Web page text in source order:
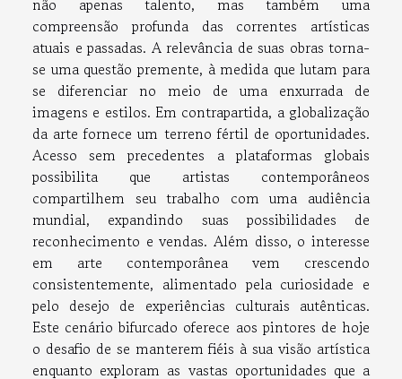
compreensão profunda das correntes artísticas
atuais e passadas. A relevância de suas obras torna-
se uma questão premente, à medida que lutam para
se diferenciar no meio de uma enxurrada de
imagens e estilos. Em contrapartida, a globalização
da arte fornece um terreno fértil de oportunidades.
Acesso sem precedentes a plataformas globais
possibilita que artistas contemporâneos
compartilhem seu trabalho com uma audiência
mundial, expandindo suas possibilidades de
reconhecimento e vendas. Além disso, o interesse
em arte contemporânea vem crescendo
consistentemente, alimentado pela curiosidade e
pelo desejo de experiências culturais autênticas.
Este cenário bifurcado oferece aos pintores de hoje
o desafio de se manterem fiéis à sua visão artística
enquanto exploram as vastas oportunidades que a